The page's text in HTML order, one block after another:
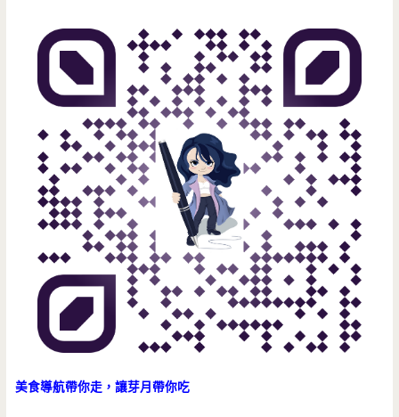
美食導航帶你走，讓芽月帶你吃